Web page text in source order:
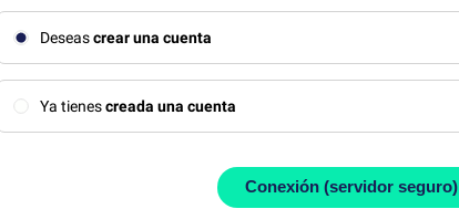
Deseascrear una cuenta
Ya tienescreada una cuenta
Conexión (servidor seguro)